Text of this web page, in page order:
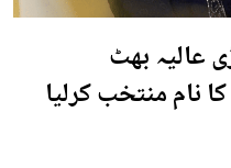
عالیہ بھٹ
نام منتخب کرلیا